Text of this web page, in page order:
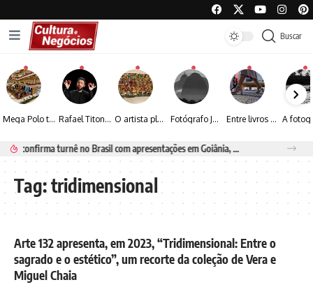
Buscar
Mega Polo transforma lançamento de coleção em plataforma nacional de negócios e projeta crescimento de mais de 15% Rafael Titonelly leva magia e acolhimento a crianças em tratamento oncológico em Juiz de Fora O artista plástico Jorge Luiz transforma sustentabilidade e criatividade em arte contemporânea Fotógrafo José Roberto apresenta um olhar sensível sobre arquitetura, formas e luz na fotografia Entre livros e fotografia autoral, Sebastião Reis consolida uma trajetória marcada pelo olhar artístico
DJ MTG confirma turnê no Brasil com apresentações em Goiânia, Porto Seguro e Rio de Janeiro
Tag:tridimensional
Arte 132 apresenta, em 2023, “Tridimensional: Entre o
sagrado e o estético”, um recorte da coleção de Vera e
Miguel Chaia